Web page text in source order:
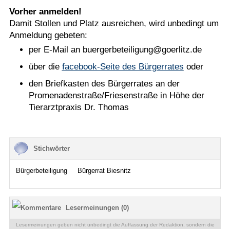
Vorher anmelden!
Damit Stollen und Platz ausreichen, wird unbedingt um
Anmeldung gebeten:
per E-Mail an buergerbeteiligung@goerlitz.de
über die facebook-Seite des Bürgerrates oder
den Briefkasten des Bürgerrates an der
Promenadenstraße/Friesenstraße in Höhe der
Tierarztpraxis Dr. Thomas
Stichwörter
Bürgerbeteiligung Bürgerrat Biesnitz
Lesermeinungen (0)
Lesermeinungen geben nicht unbedingt die Auffassung der Redaktion, sondern die